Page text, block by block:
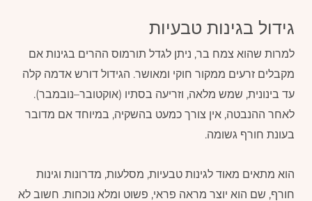
גידול בגינות טבעיות
למרות שהוא צמח בר, ניתן לגדל תורמוס ההרים בגינות אם
מקבלים זרעים ממקור חוקי ומאושר. הגידול דורש אדמה קלה
עד בינונית, שמש מלאה, וזריעה בסתיו (אוקטובר–נובמבר).
לאחר ההנבטה, אין צורך כמעט בהשקיה, במיוחד אם מדובר
בעונת חורף גשומה.
הוא מתאים מאוד לגינות טבעיות, מסלעות, מדרונות וגינות
חורף, שם הוא יוצר מראה פראי, פשוט ומלא נוכחות. חשוב לא